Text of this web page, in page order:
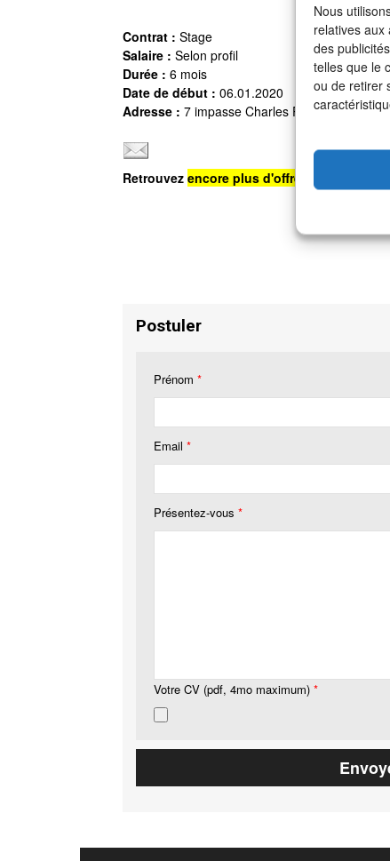
Nous
relatives aux
des
telles que le
ou de retirer
Contrat : Stage
Salaire : Selon profil
Durée : 6 mois
Date de début : 06.01.2020
Adresse : 7 impasse Charles Petit, 75011
Retrouvez encore plus d'offres d'emploi
Postuler
Prénom *
Email *
Présentez-vous *
Votre CV (pdf, 4mo maximum) *